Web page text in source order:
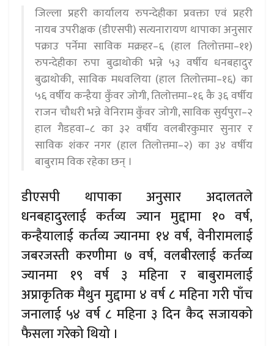
जिल्ला प्रहरी कार्यालय रुपन्देहीका प्रवक्ता एवं प्रहरी
नायब उपरीक्षक (डीएसपी) सत्यनारायण थापाका अनुसार
पक्राउ पर्नेमा साविक मक्रहर–६ (हाल तिलोत्तमा–११)
रुपन्देहीका रुपा बुढाथोकी भन्ने ५३ वर्षीय धनबहादुर
बुढाथोकी, साविक मधवलिया (हाल तिलोत्तमा–१६) का
५६ वर्षीय कन्हैया कुँवर जोगी, तिलोत्तमा–१६ कै ३६ वर्षीय
राजन चौधरी भन्ने वेनिराम कुँवर जोगी, साविक सुर्यपुरा–२
हाल गैडहवा–८ का ३२ वर्षीय वलबीरकुमार सुनार र
साविक शंकर नगर (हाल तिलोत्तमा–२) का ३४ वर्षीय
बाबुराम विक रहेका छन् ।
डीएसपी थापाका अनुसार अदालतले
धनबहादुरलाई कर्तव्य ज्यान मुद्दामा १० वर्ष,
कन्हैयालाई कर्तव्य ज्यानमा १४ वर्ष, वेनीरामलाई
जबरजस्ती करणीमा ७ वर्ष, वलबीरलाई कर्तव्य
ज्यानमा १९ वर्ष ३ महिना र बाबुरामलाई
अप्राकृतिक मैथुन मुद्दामा ४ वर्ष ८ महिना गरी पाँच
जनालाई ५४ वर्ष ८ महिना ३ दिन कैद सजायको
फैसला गरेको थियो ।